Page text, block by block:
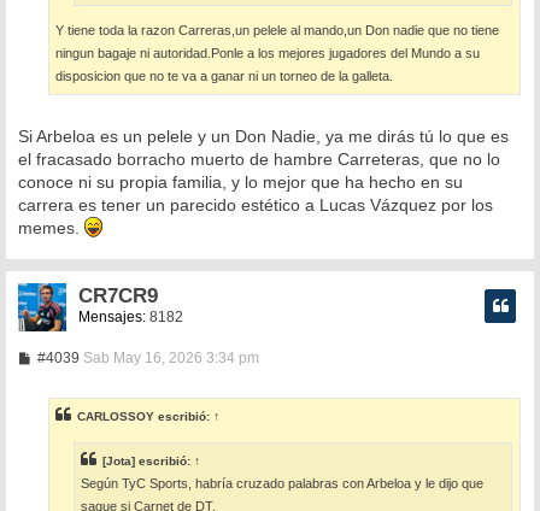
Y tiene toda la razon Carreras,un pelele al mando,un Don nadie que no tiene
ningun bagaje ni autoridad.Ponle a los mejores jugadores del Mundo a su
disposicion que no te va a ganar ni un torneo de la galleta.
Si Arbeloa es un pelele y un Don Nadie, ya me dirás tú lo que es
el fracasado borracho muerto de hambre Carreteras, que no lo
conoce ni su propia familia, y lo mejor que ha hecho en su
carrera es tener un parecido estético a Lucas Vázquez por los
memes.
CR7CR9
Mensajes: 8182
#4039M
a
j
e
Sab May 16, 2026 3:34 pm
CARLOSSOY escribió: ↑
[Jota] escribió: ↑
Según TyC Sports, habría cruzado palabras con Arbeloa y le dijo que
saque si Carnet de DT.